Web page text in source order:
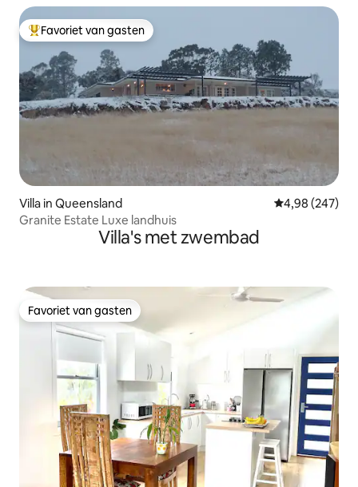
Topfavoriet van gasten
Favoriet van gasten
Villa in Queensland Gemiddelde
4,98 (247)
Granite Estate Luxe landhuis
Villa's met zwembad
Favoriet van gasten
Favoriet van gasten